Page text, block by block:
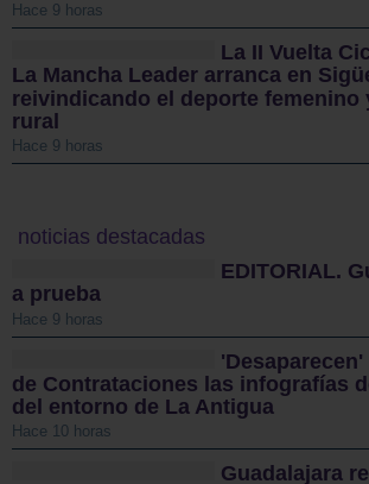
Hace 9 horas
La II Vuelta
La Mancha Leader arranca en
reivindicando el deporte femenino
rural
Hace 9 horas
noticias destacadas
EDITORIAL.
a prueba
Hace 9 horas
de Contrataciones las infografías
del entorno de La Antigua
Hace 10 horas
Guadalajara